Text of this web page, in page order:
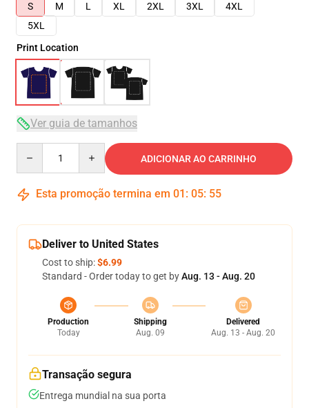
S
M L XL 2XL 3XL
4XL
5XL
Print Location
Ver guia de tamanhos
ADICIONAR AO CARRINHO
Esta promoção termina em 01 : 05: 54
Deliver to United States
Cost to ship:$6.99
Standard - Order today to get byAug. 13 - Aug. 20
Production
Today
Shipping
Aug. 09
Delivered
Aug. 13 - Aug. 20
Transação segura
Entrega mundial na sua porta